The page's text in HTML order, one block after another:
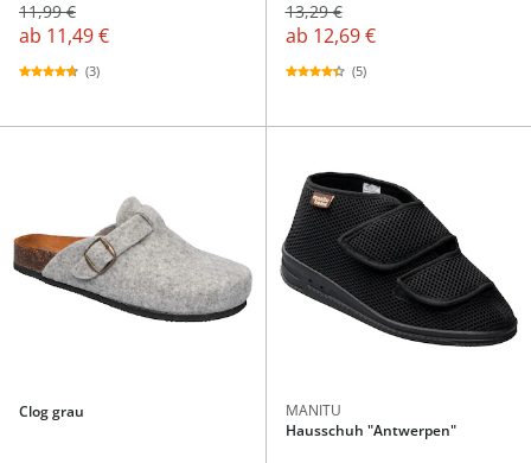
11,99 €
ab 11,49 €
(3)
13,29 €
ab 12,69 €
(5)
Clog grau
MANITU
Hausschuh "Antwerpen"